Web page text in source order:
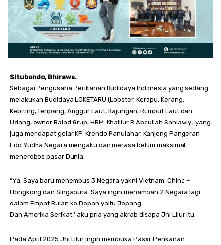
Situbondo, Bhirawa.
Sebagai Pengusaha Perikanan Budidaya Indonesia yang sedang
melakukan Budidaya LOKETARU (Lobster, Kerapu, Kerang,
Kepiting, Teripang, Anggur Laut, Rajungan, Rumput Laut dan
Udang, owner Balad Grup, HRM. Khalilur R Abdullah Sahlawiy., yang
juga mendapat gelar KP. Krendo Panulahar. Kanjeng Pangeran
Edo Yudha Negara mengaku dan merasa belum maksimal
menerobos pasar Dunia.
“Ya, Saya baru menembus 3 Negara yakni Vietnam, China –
Hongkong dan Singapura. Saya ingin menambah 2 Negara lagi
dalam Empat Bulan ke Depan yaitu Jepang
Dan Amerika Serikat,” aku pria yang akrab disapa Jhi Lilur itu.
Pada April 2025 Jhi Lilur ingin membuka Pasar Perikanan